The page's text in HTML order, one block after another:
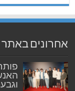
אחרונים באתר